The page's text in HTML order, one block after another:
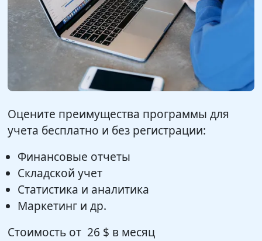
Оцените преимущества программы для
учета бесплатно и без регистрации:
Финансовые отчеты
Складской учет
Статистика и аналитика
Маркетинг и др.
Стоимость от 26 $ в месяц